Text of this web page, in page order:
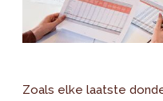
Zoals elke laatste